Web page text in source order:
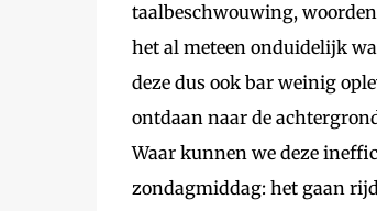
taalbeschwouwing,
het al meteen onduidelijk
deze dus ook bar weinig
ontdaan naar de
Waar kunnen we deze
zondagmiddag: het gaan